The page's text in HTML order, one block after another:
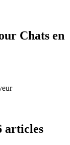
Chats en
articles